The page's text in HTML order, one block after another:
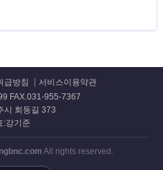
급방침
서비스이용약관
FAX.031-955-7367
시 회동길 373
:강기준
All rights reserved.